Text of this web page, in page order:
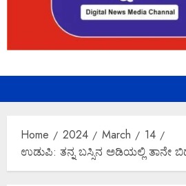
Home 2024 March
14
ಉಡುಪಿ: ತನ್ನ ಬಸ್ಸಿನ ಅಡಿಯಲ್ಲಿ ತಾನೇ